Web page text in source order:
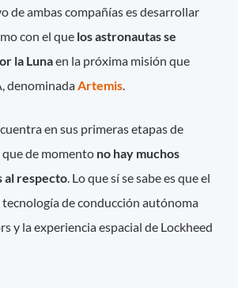
de ambas compañías es desarrollar
con el que los astronautas se
la Lunaen la próxima misión que
denominadaArtemis.
en sus primeras etapas de
de momento no hay muchos
al respecto. Lo que sí se sabe es que el
de conducción autónoma
y la experiencia espacial de Lockheed